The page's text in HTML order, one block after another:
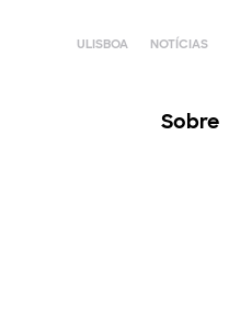
ULISBOA NOTÍCIAS
Sobre